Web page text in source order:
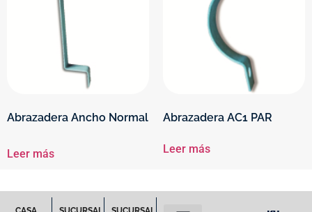
Abrazadera Ancho Normal
Leer más
Abrazadera AC1 PAR
Leer más